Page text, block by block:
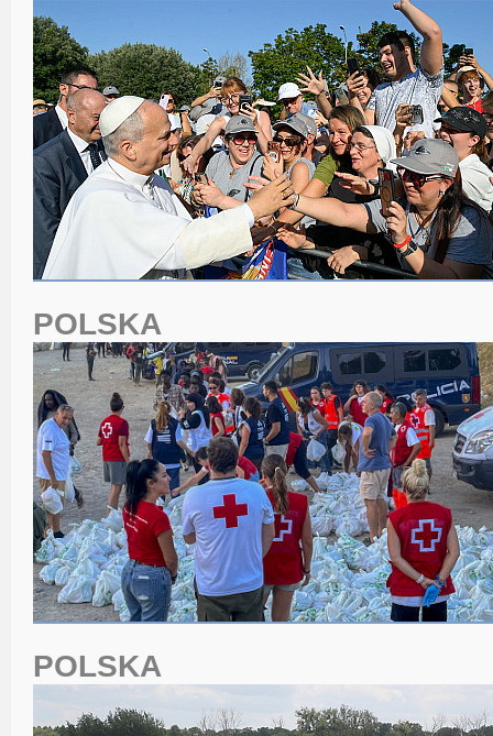
POLSKA
POLSKA